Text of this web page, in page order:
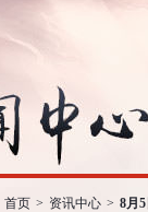
首页 > 资讯中心 > 8月